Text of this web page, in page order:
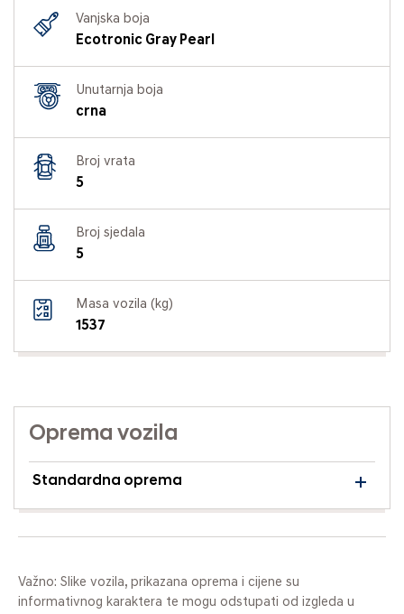
Vanjska boja
Ecotronic Gray Pearl
Unutarnja boja
crna
Broj vrata
5
Broj sjedala
5
Masa vozila (kg)
1537
Oprema vozila
Standardna oprema
Važno: Slike vozila, prikazana oprema i cijene su
informativnog karaktera te mogu odstupati od izgleda u